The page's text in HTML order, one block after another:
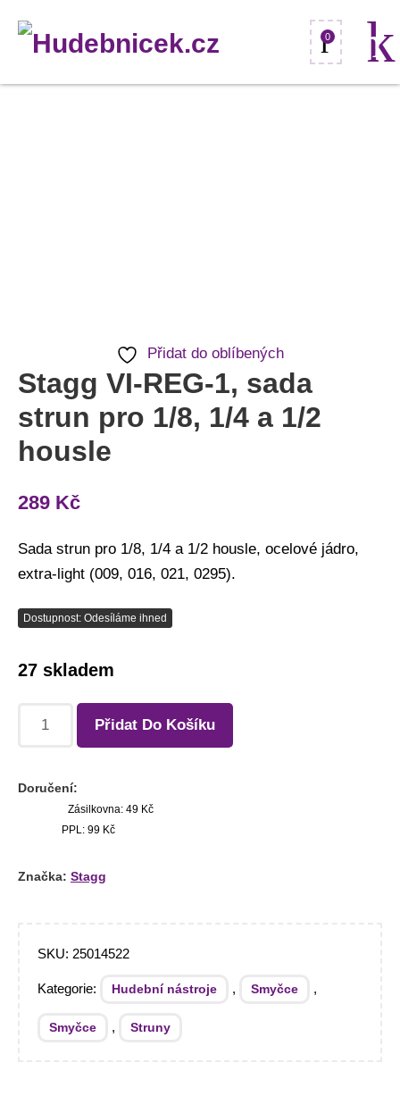
0
Přidat do oblíbených
Stagg VI-REG-1, sada
strun pro 1/8, 1/4 a 1/2
housle
289 Kč
Sada strun pro 1/8, 1/4 a 1/2 housle, ocelové jádro,
extra-light (009, 016, 021, 0295).
Dostupnost: Odesíláme ihned
27 skladem
1/2
housle
množství
Přidat Do Košíku
Doručení:
Zásilkovna: 49 Kč
PPL: 99 Kč
Značka: Stagg
SKU: 25014522
Kategorie: Hudební nástroje , Smyčce ,
Smyčce , Struny